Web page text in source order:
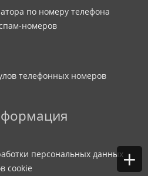
+
по номеру телефона
номеров
телефонных номеров
персональных данных
cookie